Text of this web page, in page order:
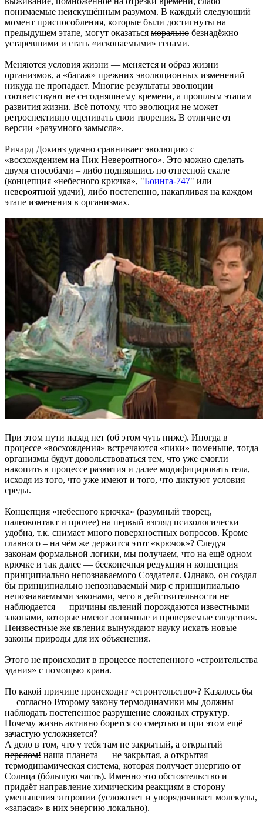
понимаемые неискушённым разумом. В каждый следующий
момент приспособления, которые были достигнуты на
предыдущем этапе, могут оказаться морально безнадёжно
устаревшими и стать «ископаемыми» генами.
Меняются условия жизни — меняется и образ жизни
организмов, а «багаж» прежних эволюционных изменений
никуда не пропадает. Многие результаты эволюции
соответствуют не сегодняшнему времени, а прошлым этапам
развития жизни. Всё потому, что эволюция не может
ретроспективно оценивать свои творения. В отличие от
версии «разумного замысла».
Ричард Докинз удачно сравнивает эволюцию с
«восхождением на Пик Невероятного». Это можно сделать
двумя способами – либо поднявшись по отвесной скале
(концепция «небесного крючка», "Боинга-747" или
невероятной удачи), либо постепенно, накапливая на каждом
этапе изменения в организмах.
При этом пути назад нет (об этом чуть ниже). Иногда в
процессе «восхождения» встречаются «пики» поменьше, тогда
организмы будут довольствоваться тем, что уже смогли
накопить в процессе развития и далее модифицировать тела,
исходя из того, что уже имеют и того, что диктуют условия
среды.
Концепция «небесного крючка» (разумный творец,
палеоконтакт и прочее) на первый взгляд психологически
удобна, т.к. снимает много поверхностных вопросов. Кроме
главного – на чём же держится этот «крючок»? Следуя
законам формальной логики, мы получаем, что на ещё одном
крючке и так далее — бесконечная редукция и концепция
принципиально непознаваемого Создателя. Однако, он создал
бы принципиально непознаваемый мир с принципиально
непознаваемыми законами, чего в действительности не
наблюдается — причины явлений порождаются известными
законами, которые имеют логичные и проверяемые следствия.
Неизвестные же явления вынуждают науку искать новые
законы природы для их объяснения.
Этого не происходит в процессе постепенного «строительства
здания» с помощью крана.
По какой причине происходит «строительство»? Казалось бы
— согласно Второму закону термодинамики мы должны
наблюдать постепенное разрушение сложных структур.
Почему жизнь активно борется со смертью и при этом ещё
зачастую усложняется?
А дело в том, что у тебя там не закрытый, а открытый
перелом! наша планета — не закрытая, а открытая
термодинамическая система, которая получает энергию от
Солнца (бóльшую часть). Именно это обстоятельство и
придаёт направление химическим реакциям в сторону
уменьшения энтропии (усложняет и упорядочивает молекулы,
«запасая» в них энергию локально).